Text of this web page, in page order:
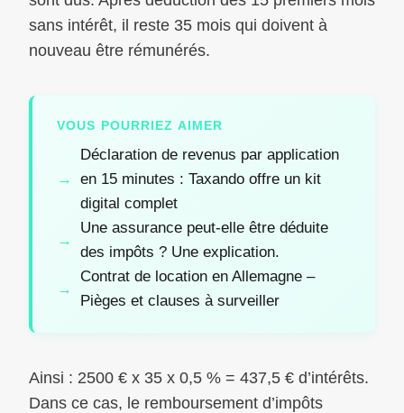
sans intérêt, il reste 35 mois qui doivent à
nouveau être rémunérés.
VOUS POURRIEZ AIMER
Déclaration de revenus par application
en 15 minutes : Taxando offre un kit
digital complet
Une assurance peut-elle être déduite
des impôts ? Une explication.
Contrat de location en Allemagne –
Pièges et clauses à surveiller
Ainsi : 2500 € x 35 x 0,5 % = 437,5 € d’intérêts.
Dans ce cas, le remboursement d’impôts